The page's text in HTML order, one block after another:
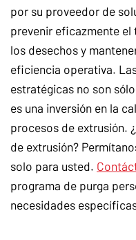
por su proveedor de
prevenir eficazmente
los desechos y
eficiencia operativa.
estratégicas no son
es una inversión en la
procesos de extrusión.
de extrusión?
solo para usted.
programa de purga
necesidades